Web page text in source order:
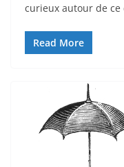
curieux autour de
Read More